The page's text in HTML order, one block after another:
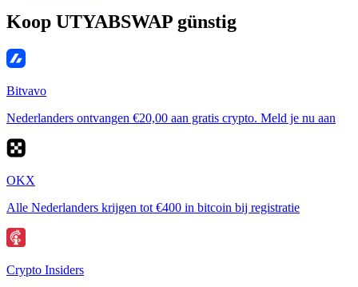
Koop UTYABSWAP günstig
Bitvavo
Nederlanders ontvangen €20,00 aan gratis crypto. Meld je nu aan
OKX
Alle Nederlanders krijgen tot €400 in bitcoin bij registratie
Crypto Insiders